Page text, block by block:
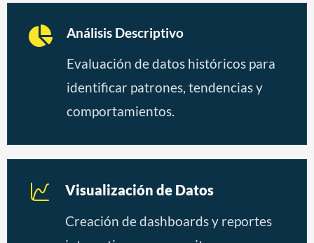
Análisis Descriptivo
Evaluación de datos históricos para
identificar patrones, tendencias y
comportamientos.
Visualización de Datos
Creación de dashboards y reportes